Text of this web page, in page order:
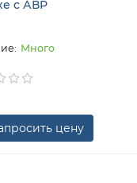
с АВР
Много
цену